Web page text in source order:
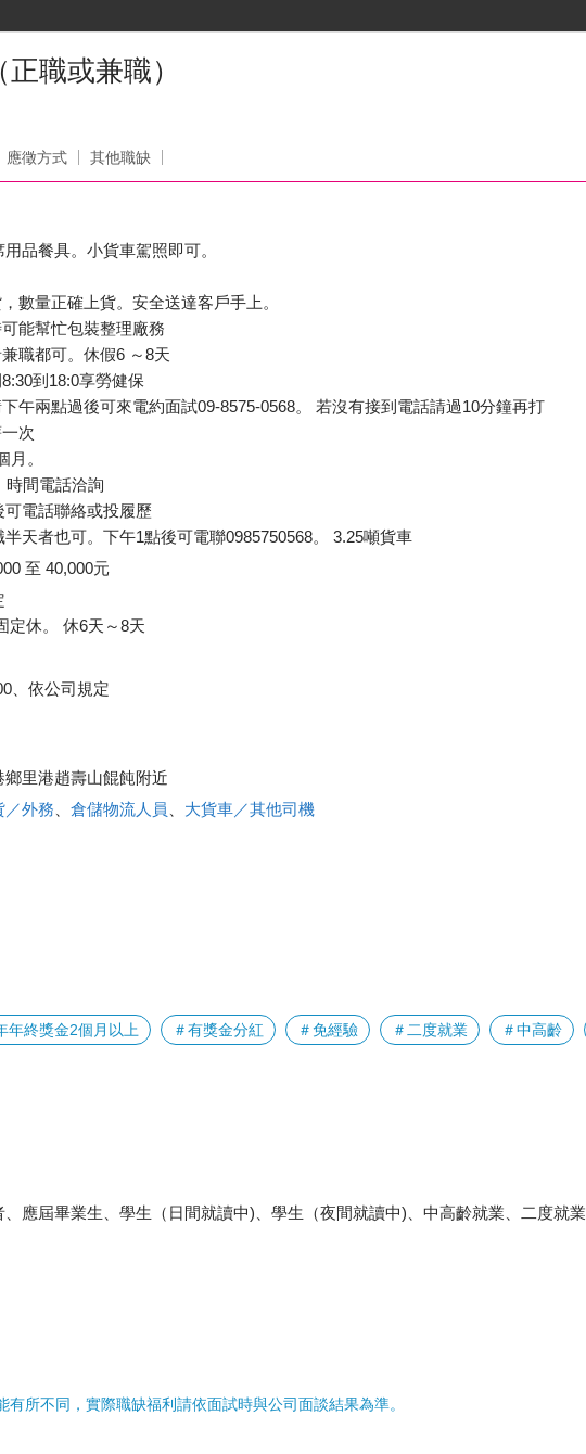
職或兼職）
應徵方式 其他職缺
品餐具。小貨車駕照即可。
數量正確上貨。安全送達客戶手上。
能幫忙包裝整理廠務
職都可。休假6 ～8天
到18:0享勞健保
午兩點過後可來電約面試09-8575-0568。 若沒有接到電話請過10分鐘再打
次
月。
時間電話洽詢
可電話聯絡或投履歷
天者也可。下午1點後可電聯0985750568。 3.25噸貨車
至 40,000元
定休。 休6天～8天
、依公司規定
鄉里港趙壽山餛飩附近
／外務 倉儲物流人員
大貨車／其他司機
年終獎金2個月以上 ＃有獎金分紅 ＃免經驗 ＃二度就業 ＃中高齡
、應屆畢業生、學生（日間就讀中)、學生（夜間就讀中)、中高齡就業、二度就
有所不同，實際職缺福利請依面試時與公司面談結果為準。